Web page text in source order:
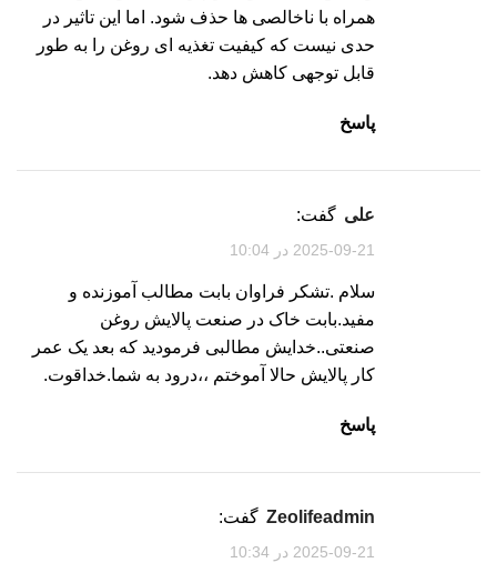
همراه با ناخالصی ها حذف شود. اما این تاثیر در
حدی نیست که کیفیت تغذیه ای روغن را به طور
قابل توجهی کاهش دهد.
پاسخ
علی گفت:
2025-09-21 در 10:04
سلام .تشکر فراوان بابت مطالب آموزنده و
مفید.بابت خاک در صنعت پالایش روغن
صنعتی..خدایش مطالبی فرمودید که بعد یک عمر
کار پالایش حالا آموختم ،،درود به شما.خداقوت.
پاسخ
zeolifeadmin گفت:
2025-09-21 در 10:34